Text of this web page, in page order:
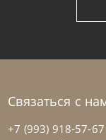
Связаться с
+7 (993) 918-57-67